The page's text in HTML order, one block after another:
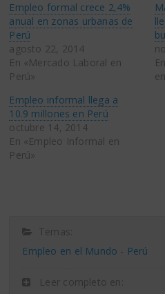
una
ventana
nueva)
una
ventana
nueva)
Empleo formal crece 2,4%
anual en zonas urbanas de
Perú
agosto 22, 2014
En «Mercado Laboral en
Perú»
Empleo informal llega a
10.9 millones en Perú
octubre 14, 2014
En «Empleo Informal en
Perú»
Temas:
Empleo en el Mundo - Perú
Leer completo en: